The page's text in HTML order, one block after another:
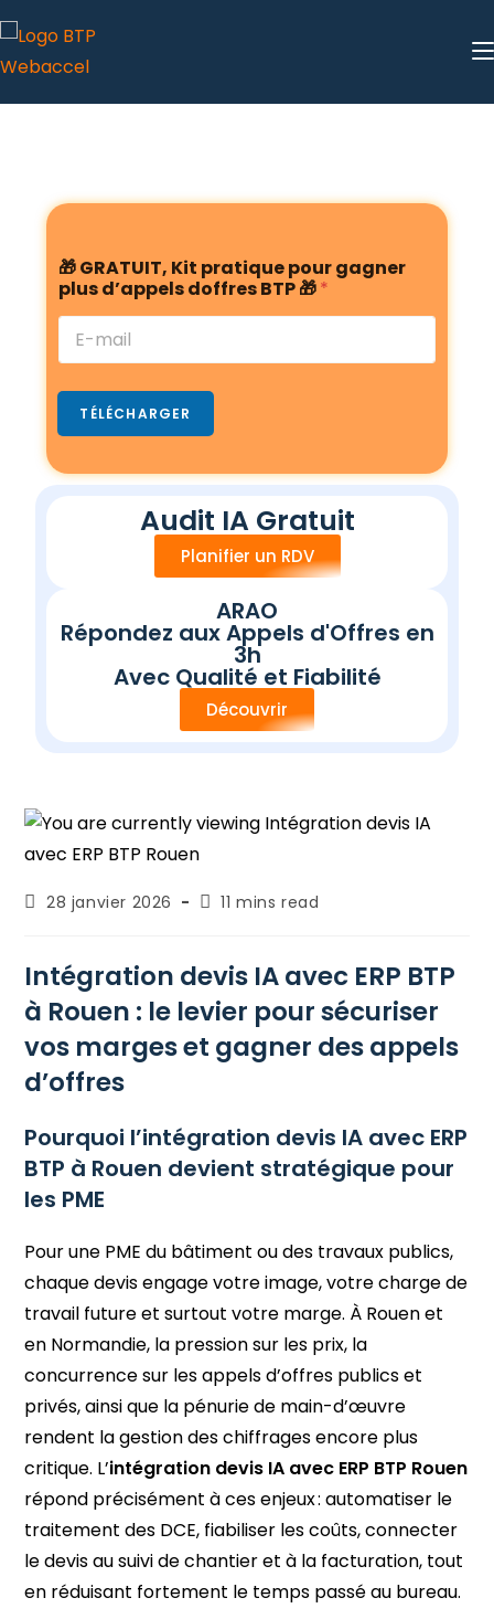
r
a
t
q
e
a
n
🎁 GRATUIT, Kit pratique pour gagner
plus d’appels doffres BTP 🎁*
TÉLÉCHARGER
Audit IA Gratuit
Planifier un RDV
ARAO
Répondez aux Appels d'Offres en
3h
Avec Qualité et Fiabilité
Découvrir
28 janvier 2026 11 mins read
Intégration devis IA avec ERP BTP
à Rouen : le levier pour sécuriser
vos marges et gagner des appels
d’offres
Pourquoi l’intégration devis IA avec ERP
BTP à Rouen devient stratégique pour
les PME
Pour une PME du bâtiment ou des travaux publics,
chaque devis engage votre image, votre charge de
travail future et surtout votre marge. À Rouen et
en Normandie, la pression sur les prix, la
concurrence sur les appels d’offres publics et
privés, ainsi que la pénurie de main-d’œuvre
rendent la gestion des chiffrages encore plus
critique. L’intégration devis IA avec ERP BTP Rouen
répond précisément à ces enjeux : automatiser le
traitement des DCE, fiabiliser les coûts, connecter
le devis au suivi de chantier et à la facturation, tout
en réduisant fortement le temps passé au bureau.